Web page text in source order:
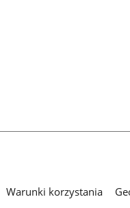
Warunki korzystania